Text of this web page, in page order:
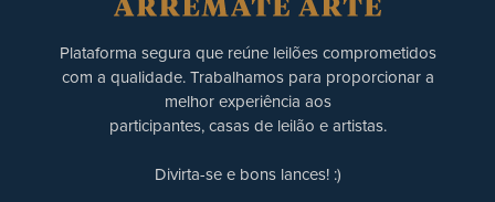
Plataforma segura que reúne leilões comprometidos
com a qualidade. Trabalhamos para proporcionar a
melhor experiência aos
participantes, casas de leilão e artistas.
Divirta-se e bons lances! :)